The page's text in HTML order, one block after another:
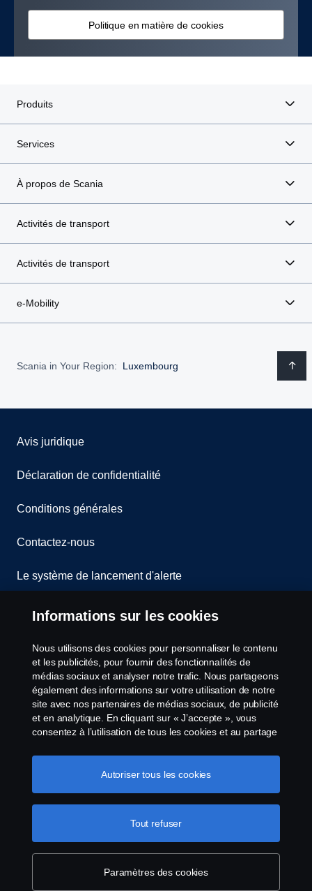
Politique en matière de cookies
Produits
Services
À propos de Scania
Activités de transport
Activités de transport
e-Mobility
Scania in Your Region: Luxembourg
Avis juridique
Déclaration de confidentialité
Conditions générales
Contactez-nous
Le système de lancement d'alerte
Politique de cookies
Paramètres des cookies
© Copyright Scania 2026 All Rights Reserved.
Scania Luxembourg - Rue Gabriël Lippmann 23 -
L-5365 Münsbach- Tél: +352 34 18 11
Informations sur les cookies
Nous utilisons des cookies pour personnaliser le contenu
et les publicités, pour fournir des fonctionnalités de
médias sociaux et analyser notre trafic. Nous partageons
également des informations sur votre utilisation de notre
site avec nos partenaires de médias sociaux, de publicité
et en analytique. En cliquant sur « J’accepte », vous
consentez à l’utilisation de tous les cookies et au partage
cookies en cliquant sur « Paramètres des cookies » et en
sélectionnant les catégories que vous souhaitez
Pour en savoir plus sur la
protection de votre vie privée
Paramètres des cookies
Tout refuser
Autoriser tous les cookies